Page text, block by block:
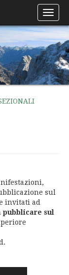
sul
invitati ad
sul